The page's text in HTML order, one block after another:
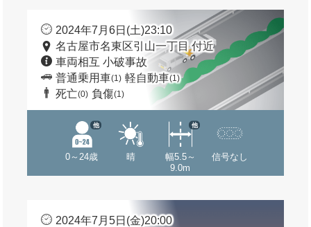
2024年7月6日(土)23:10
名古屋市名東区引山一丁目 付近
車両相互 小破事故
普通乗用車(1) 軽自動車(1)
死亡(0) 負傷(1)
0～24歳
他
晴
幅5.5～
9.0m
他
信号なし
2024年7月5日(金)20:00